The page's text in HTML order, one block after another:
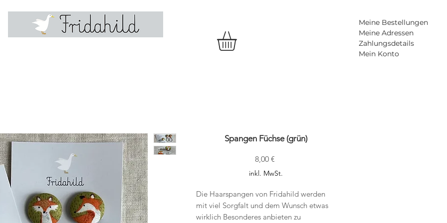
Meine Bestellungen
Meine Adressen
Zahlungsdetails
Mein Konto
Spangen Füchse (grün)
8,00 €Preis
inkl. MwSt.
Die Haarspangen von Fridahild werden
mit viel Sorgfalt und dem Wunsch etwas
wirklich Besonderes anbieten zu